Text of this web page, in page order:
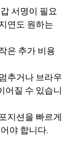
서명이 필요
연도 원하는
은 추가 비용
추거나 브라우
어질 수 있습니
지션을 빠르게
야 합니다.